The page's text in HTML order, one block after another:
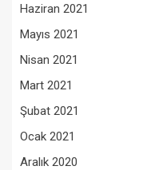
Haziran 2021
Mayıs 2021
Nisan 2021
Mart 2021
Şubat 2021
Ocak 2021
Aralık 2020